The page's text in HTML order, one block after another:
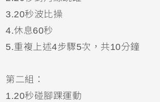
3.20秒波比操
4.休息60秒
5.重複上述4步驟5次，共10分鐘
第二組：
1.20秒碰腳踝運動